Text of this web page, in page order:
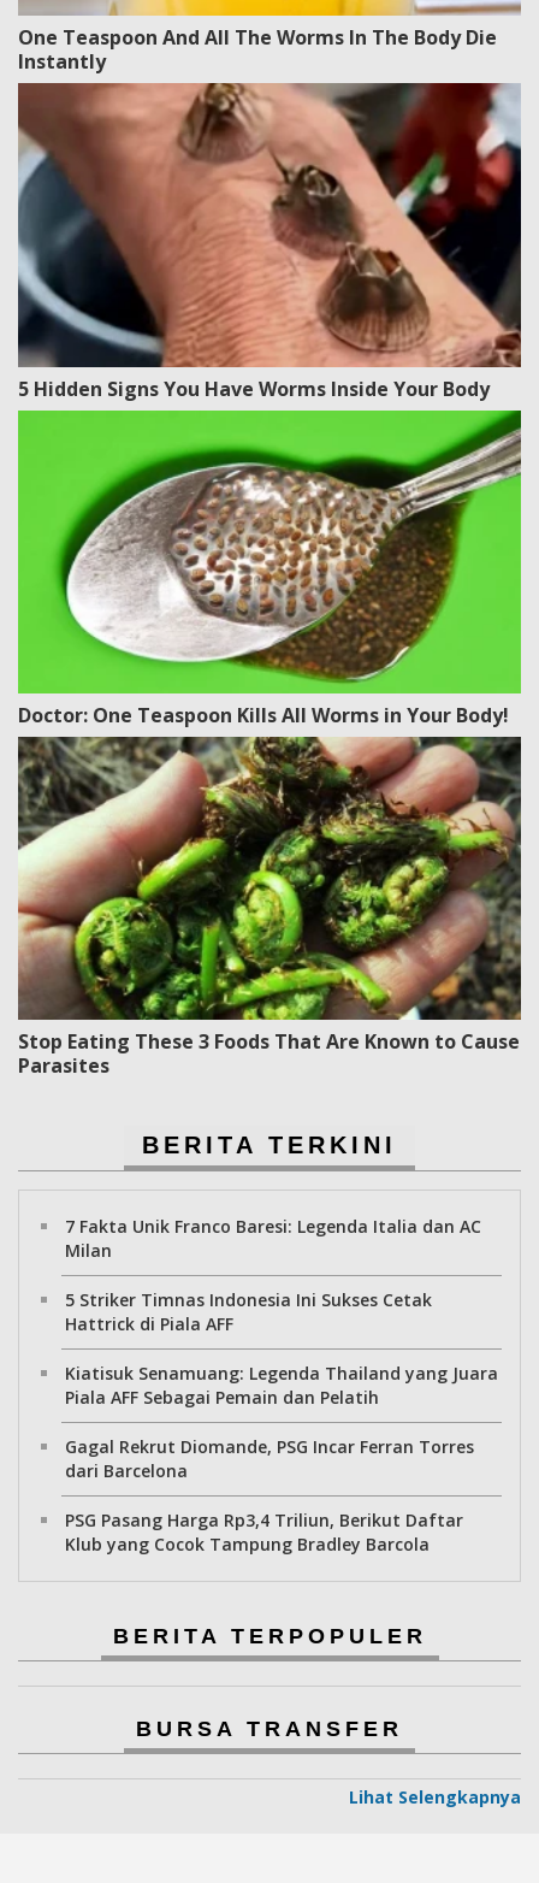
One Teaspoon And All The Worms In The Body Die
Instantly
5 Hidden Signs You Have Worms Inside Your Body
Doctor: One Teaspoon Kills All Worms in Your Body!
Stop Eating These 3 Foods That Are Known to Cause
Parasites
BERITA TERKINI
7 Fakta Unik Franco Baresi: Legenda Italia dan AC
Milan
5 Striker Timnas Indonesia Ini Sukses Cetak
Hattrick di Piala AFF
Kiatisuk Senamuang: Legenda Thailand yang Juara
Piala AFF Sebagai Pemain dan Pelatih
Gagal Rekrut Diomande, PSG Incar Ferran Torres
dari Barcelona
PSG Pasang Harga Rp3,4 Triliun, Berikut Daftar
Klub yang Cocok Tampung Bradley Barcola
BERITA TERPOPULER
BURSA TRANSFER
Lihat Selengkapnya